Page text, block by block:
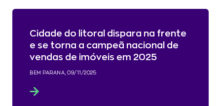
Cidade do litoral dispara na frente
e se torna a campeã nacional de
vendas de imóveis em 2025
BEM PARANA, 09/11/2025